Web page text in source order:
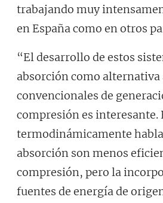
trabajando muy
en España como en otros
“El desarrollo de estos
absorción como alternativa
convencionales de
compresión es
termodinámicamente
absorción son menos
compresión, pero la
fuentes de energía de